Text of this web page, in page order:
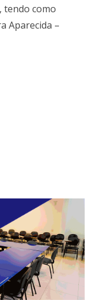
tendo como
Aparecida –